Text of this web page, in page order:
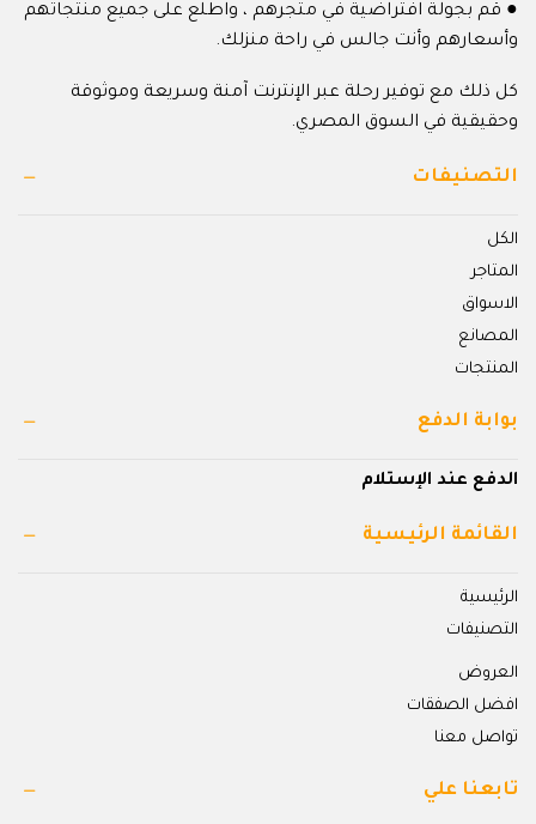
● قم بجولة افتراضية في متجرهم ، واطلع على جميع منتجاتهم
وأسعارهم وأنت جالس في راحة منزلك.
كل ذلك مع توفير رحلة عبر الإنترنت آمنة وسريعة وموثوقة
وحقيقية في السوق المصري.
التصنيفات
الكل
المتاجر
الاسواق
المصانع
المنتجات
بوابة الدفع
الدفع عند الإستلام
القائمة الرئيسية
الرئيسية
التصنيفات
العروض
افضل الصفقات
تواصل معنا
تابعنا علي